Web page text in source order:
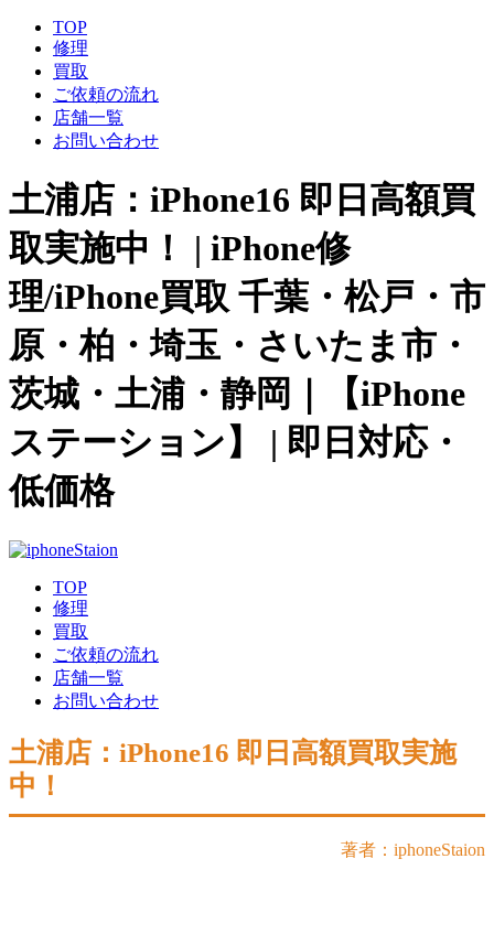
TOP
修理
買取
ご依頼の流れ
店舗一覧
お問い合わせ
土浦店：iPhone16 即日高額買
取実施中！ | iPhone修
理/iPhone買取 千葉・松戸・市
原・柏・埼玉・さいたま市・
茨城・土浦・静岡｜【iPhone
ステーション】 | 即日対応・
低価格
TOP
修理
買取
ご依頼の流れ
店舗一覧
お問い合わせ
土浦店：iPhone16 即日高額買取実施
中！
著者：iphoneStaion